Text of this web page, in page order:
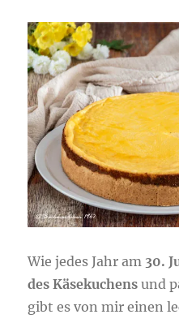
Wie jedes Jahr am 30.
des Käsekuchens und
gibt es von mir einen